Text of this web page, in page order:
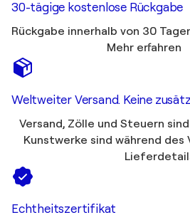
30-tägige kostenlose Rückgabe
Rückgabe innerhalb von 30
Mehr erfahren
Weltweiter Versand. Keine
Versand, Zölle und Steuern
Kunstwerke sind während des
Echtheitszertifikat